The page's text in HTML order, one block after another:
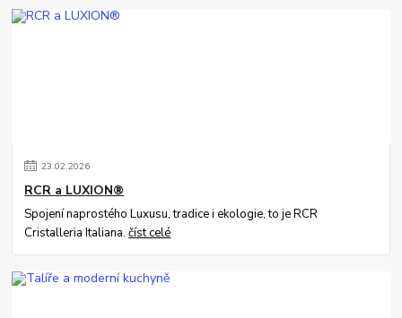
23.02.2026
RCR a LUXION®
Spojení naprostého Luxusu, tradice i ekologie, to je RCR
Cristalleria Italiana.číst celé